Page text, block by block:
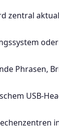
zentral
Phrasen,
USB-